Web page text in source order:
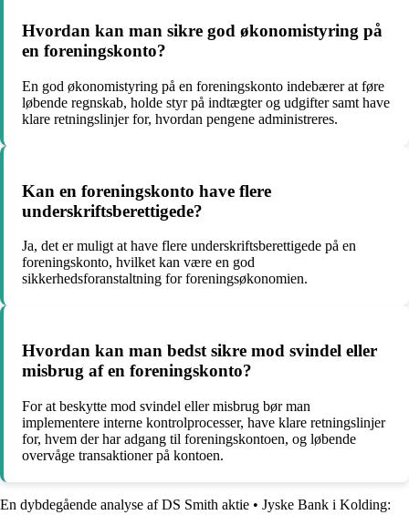
Hvordan kan man sikre god økonomistyring på
en foreningskonto?
En god økonomistyring på en foreningskonto indebærer at føre
løbende regnskab, holde styr på indtægter og udgifter samt have
klare retningslinjer for, hvordan pengene administreres.
Kan en foreningskonto have flere
underskriftsberettigede?
Ja, det er muligt at have flere underskriftsberettigede på en
foreningskonto, hvilket kan være en god
sikkerhedsforanstaltning for foreningsøkonomien.
Hvordan kan man bedst sikre mod svindel eller
misbrug af en foreningskonto?
For at beskytte mod svindel eller misbrug bør man
implementere interne kontrolprocesser, have klare retningslinjer
for, hvem der har adgang til foreningskontoen, og løbende
overvåge transaktioner på kontoen.
En dybdegående analyse af DS Smith aktie • Jyske Bank i Kolding: